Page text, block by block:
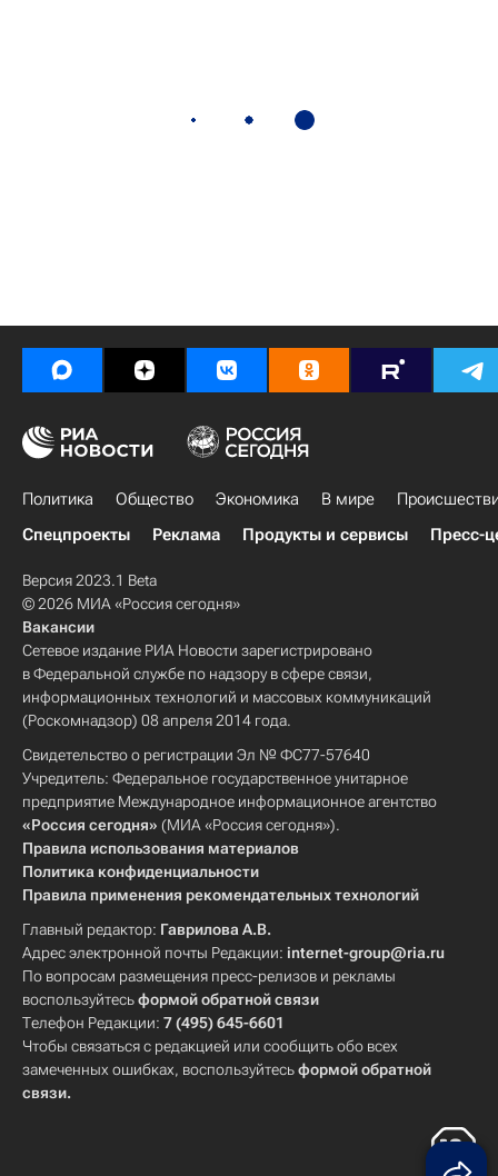
Политика Общество Экономика В мире
Спецпроекты
Реклама Продукты и сервисы Пресс-
Версия 2023.1 Beta
© 2026 МИА «Россия сегодня»
Вакансии
Сетевое издание РИА Новости зарегистрировано
в Федеральной службе по надзору в сфере связи,
информационных технологий и массовых коммуникаций
(Роскомнадзор) 08 апреля 2014 года.
Свидетельство о регистрации Эл № ФС77-57640
Учредитель: Федеральное государственное унитарное
предприятие Международное информационное агентство
«Россия сегодня» (МИА «Россия сегодня»).
Правила использования материалов
Политика конфиденциальности
Правила применения рекомендательных технологий
Главный редактор: Гаврилова А.В.
Адрес электронной почты Редакции: internet-group@ria.ru
По вопросам размещения пресс-релизов и рекламы
воспользуйтесьформой обратной связи
Телефон Редакции: 7 (495) 645-6601
Чтобы связаться с редакцией или сообщить обо всех
замеченных ошибках, воспользуйтесьформой обратной
связи.